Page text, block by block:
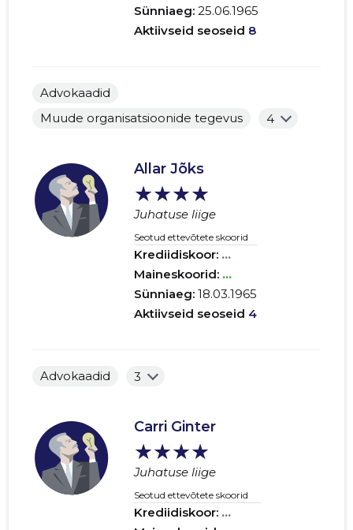
Sünniaeg:25.06.1965
Aktiivseid seoseid 8
Advokaadid
Muude organisatsioonide tegevus
4
Allar Jõks
★★★★
Juhatuse liige
Seotud ettevõtete skoorid
Krediidiskoor: ...
Maineskoorid: ...
Sünniaeg:18.03.1965
Aktiivseid seoseid 4
Advokaadid 3
Carri Ginter
★★★★
Juhatuse liige
Seotud ettevõtete skoorid
Krediidiskoor: ...